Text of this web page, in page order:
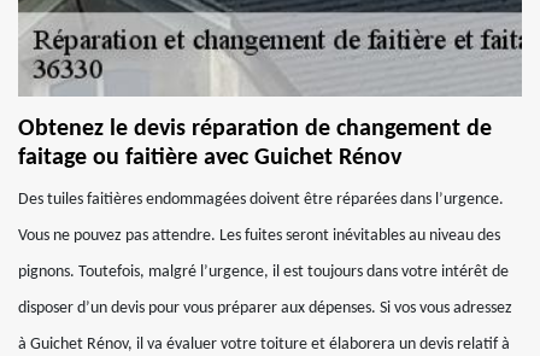
Obtenez le devis réparation de changement de
faitage ou faitière avec Guichet Rénov
Des tuiles faitières endommagées doivent être réparées dans l’urgence.
Vous ne pouvez pas attendre. Les fuites seront inévitables au niveau des
pignons. Toutefois, malgré l’urgence, il est toujours dans votre intérêt de
disposer d’un devis pour vous préparer aux dépenses. Si vos vous adressez
à Guichet Rénov, il va évaluer votre toiture et élaborera un devis relatif à